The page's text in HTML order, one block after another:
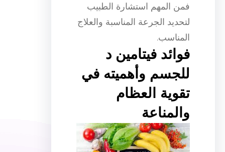
فمن المهم استشارة الطبيب
لتحديد الجرعة المناسبة والعلاج
المناسب.
فوائد فيتامين د
للجسم وأهميته في
تقوية العظام
والمناعة